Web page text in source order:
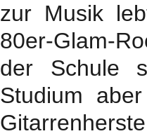
zur Musik
80er-Glam-
der Schule
Studium